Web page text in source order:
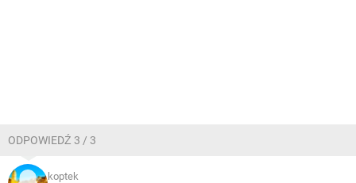
ODPOWIEDŹ 3 / 3
koptek